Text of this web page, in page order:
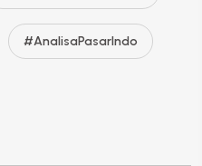
#AnalisaPasarIndo